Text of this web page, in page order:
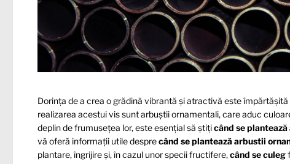
Dorința de a crea o grădină vibrantă și atractivă este
realizarea acestui vis sunt arbuștii ornamentali, care aduc
deplin de frumusețea lor, este esențial să știțicând se
vă oferă informații utile desprecând se plantează arbustii
plantare, îngrijire și, în cazul unor specii fructifere,când se culeg